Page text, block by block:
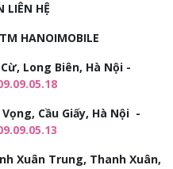
LIÊN HỆ
HANOIMOBILE
Long Biên, Hà Nội -
Vọng, Cầu Giấy, Hà Nội -
Xuân Trung, Thanh Xuân,